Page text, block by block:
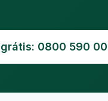
0800 590